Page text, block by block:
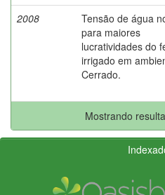
2008
Tensão de água
para maiores
lucratividades do
irrigado em
Cerrado.
Mostrando